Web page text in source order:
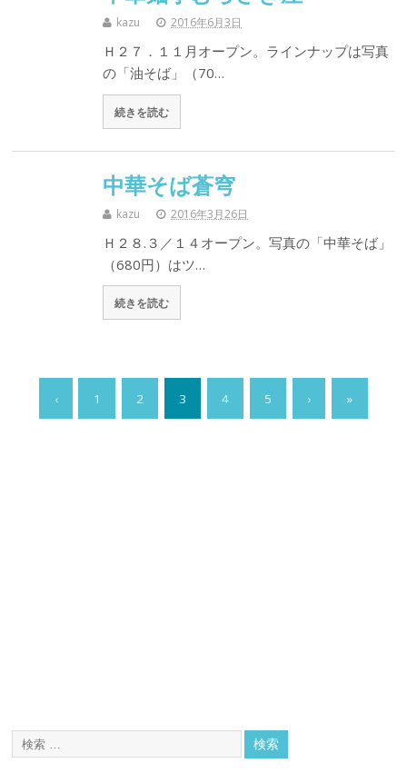
kazu 2016年6月3日
Ｈ２７．１１月オープン。ラインナップは写真
の「油そば」（70…
続きを読む
中華そば蒼穹
kazu 2016年3月26日
Ｈ２８.３／１４オープン。写真の「中華そば」
（680円）はツ…
続きを読む
‹ 1 2 3 4 5 › »